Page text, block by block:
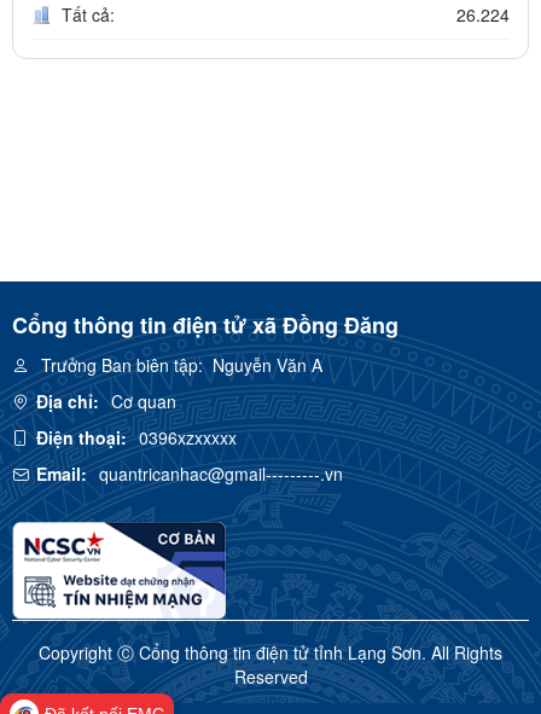
Tất cả: 26.224
Cổng thông tin điện tử xã Đồng Đăng
Trưởng Ban biên tập:Nguyễn Văn A
Địa chỉ: Cơ quan
Điện thoại: 0396xzxxxxx
Email: quantricanhac@gmail---------.vn
Copyright Ⓒ Cổng thông tin điện tử tỉnh Lạng Sơn. All Rights
Reserved